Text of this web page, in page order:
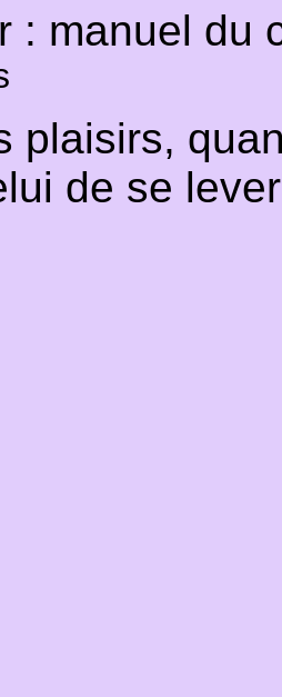
: manuel du
plaisirs,
de se